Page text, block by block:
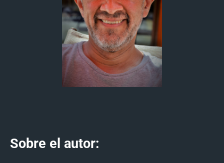
Sobre el autor: